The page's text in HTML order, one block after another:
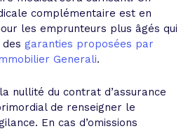
complémentaire est en
les emprunteurs plus âgés qui
garanties proposées par
Generali.
nullité du contrat d’assurance
de renseigner le
En cas d’omissions